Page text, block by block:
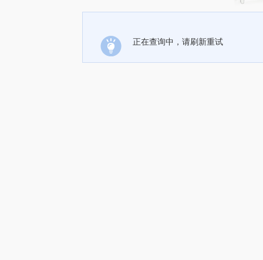
正在查询中，请刷新重试